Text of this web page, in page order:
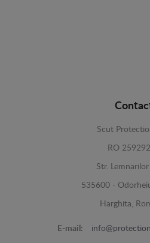
Scut
RO
Str. Lemnarilor
535600 -
Harghita,
E-mail: